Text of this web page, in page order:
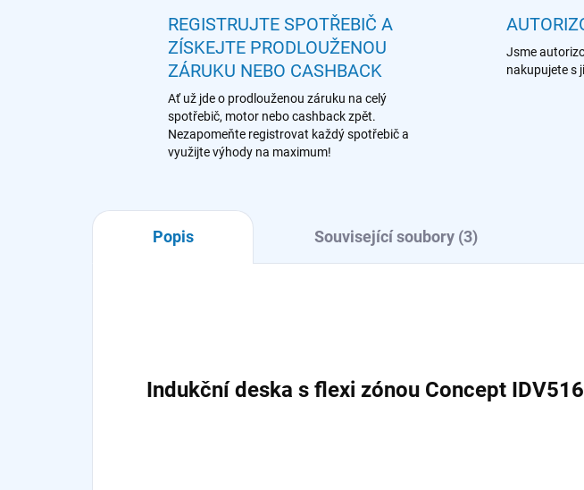
REGISTRUJTE SPOTŘEBIČ A
ZÍSKEJTE PRODLOUŽENOU
ZÁRUKU NEBO CASHBACK
Ať už jde o prodlouženou záruku na celý
spotřebič, motor nebo cashback zpět.
Nezapomeňte registrovat každý spotřebič a
využijte výhody na maximum!
Jsme
nakupujete s
Popis Související soubory (3)
Indukční deska s flexi zónou Concept